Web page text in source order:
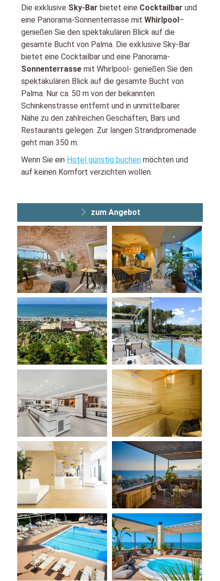
Die exklusive Sky-Bar bietet eine Cocktailbar und
eine Panorama-Sonnenterrasse mit Whirlpool–
genießen Sie den spektakulären Blick auf die
gesamte Bucht von Palma. Die exklusive Sky-Bar
bietet eine Cocktailbar und eine Panorama-
Sonnenterrasse mit Whirlpool- genießen Sie den
spektakulären Blick auf die gesamte Bucht von
Palma. Nur ca. 50 m von der bekannten
Schinkenstrasse entfernt und in unmittelbarer
Nähe zu den zahlreichen Geschäften, Bars und
Restaurants gelegen. Zur langen Strandpromenade
geht man 350 m.
Wenn Sie ein Hotel günstig buchen möchten und
auf keinen Komfort verzichten wollen.
zum Angebot